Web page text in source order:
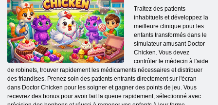
Traitez des patients
inhabituels et développez la
meilleure clinique pour les
enfants transformés dans le
simulateur amusant Doctor
Chicken. Vous devez
contrôler le médecin à l'aide
de robinets, trouver rapidement les médicaments nécessaires et distribuer
des friandises. Prenez soin des patients entrants directement sur l'écran
dans Doctor Chicken pour les soigner et gagner des points de jeu. Vous
recevrez des bonus pour avoir fait la queue rapidement, sélectionné avec